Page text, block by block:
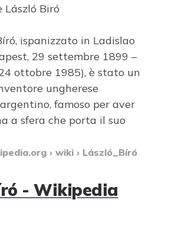
László Biró
ispanizzato in Ladislao
29 settembre 1899 –
ottobre 1985), è stato un
ungherese
famoso per aver
a sfera che porta il suo
› wiki › László_Bíró
- Wikipedia